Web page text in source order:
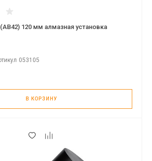
120 мм алмазная установка
053105
В КОРЗИНУ